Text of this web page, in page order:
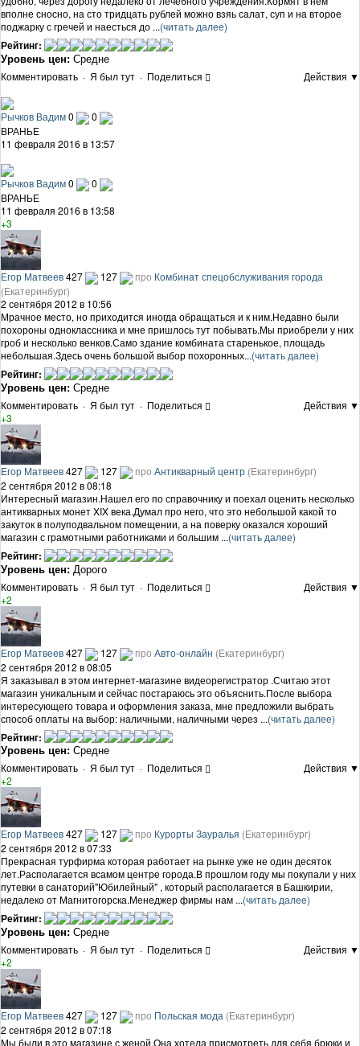
вполне сносно, на сто тридцать рублей можно взяь салат, суп и на второе
поджарку с гречей и наесться до ...(читать далее)
Рейтинг:
Уровень цен: Средне
Комментировать · Я был тут · Поделиться Действия ▼
Рычков Вадим0
0
ВРАНЬЕ
11 февраля 2016 в 13:57
Рычков Вадим0
0
ВРАНЬЕ
11 февраля 2016 в 13:58
+3
Егор Матвеев427 127 про Комбинат спецобслуживания города
(Екатеринбург)
2 сентября 2012 в 10:56
Мрачное место, но приходится иногда обращаться и к ним.Недавно были
похороны одноклассника и мне пришлось тут побывать.Мы приобрели у них
гроб и несколько венков.Само здание комбината старенькое, площадь
небольшая.Здесь очень большой выбор похоронных...(читать далее)
Рейтинг:
Уровень цен: Средне
Комментировать · Я был тут · Поделиться
Действия ▼
+3
Егор Матвеев427 127 про Антикварный центр (Екатеринбург)
2 сентября 2012 в 08:18
Интересный магазин.Нашел его по справочнику и поехал оценить несколько
антикварных монет XIX века.Думал про него, что это небольшой какой то
закуток в полуподвальном помещении, а на поверку оказался хороший
магазин с грамотными работниками и большим ...(читать далее)
Рейтинг:
Уровень цен: Дорого
Комментировать · Я был тут · Поделиться
Действия ▼
+2
Егор Матвеев427 127 про Авто-онлайн (Екатеринбург)
2 сентября 2012 в 08:05
Я заказывал в этом интернет-магазине видеорегистратор .Считаю этот
магазин уникальным и сейчас постараюсь это объяснить.После выбора
интересующего товара и оформления заказа, мне предложили выбрать
способ оплаты на выбор: наличными, наличными через ...(читать далее)
Рейтинг:
Уровень цен: Средне
Комментировать · Я был тут · Поделиться
Действия ▼
+2
Егор Матвеев427 127 про Курорты Зауралья (Екатеринбург)
2 сентября 2012 в 07:33
Прекрасная турфирма которая работает на рынке уже не один десяток
лет.Располагается всамом центре города.В прошлом году мы покупали у них
путевки в санаторий"Юбилейный" , который располагается в Башкирии,
недалеко от Магнитогорска.Менеджер фирмы нам ...(читать далее)
Рейтинг:
Уровень цен: Средне
Комментировать · Я был тут · Поделиться
Действия ▼
+2
Егор Матвеев427 127 про Польская мода (Екатеринбург)
2 сентября 2012 в 07:18
Мы были в это магазине с женой.Она хотела присмотреть для себя брюки и